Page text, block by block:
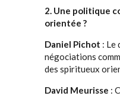
2. Une politique
orientée ?
Daniel Pichot : Le
négociations
des spiritueux
David Meurisse :